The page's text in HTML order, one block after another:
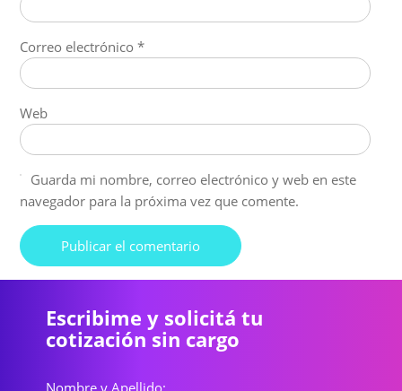
Correo electrónico*
Web
Guarda mi nombre, correo electrónico y web en este
navegador para la próxima vez que comente.
Escribime y solicitá tu
cotización sin cargo
Nombre y Apellido: